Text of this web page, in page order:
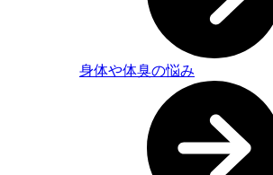
身体や体臭の悩み